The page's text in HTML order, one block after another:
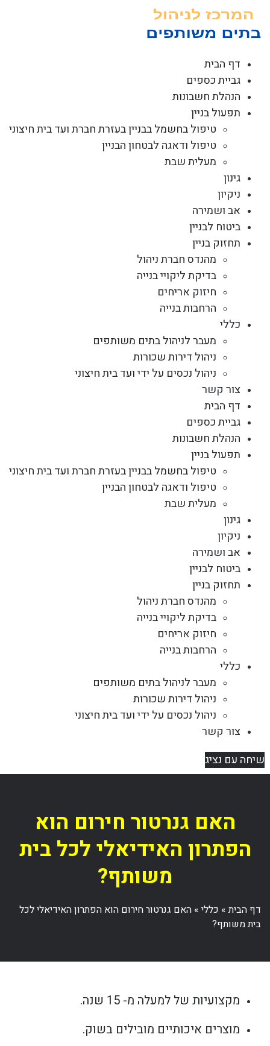
דף הבית
גביית כספים
הנהלת חשבונות
תפעול בניין
טיפול בחשמל בבניין בעזרת חברת ועד בית חיצוני
טיפול ודאגה לבטחון הבניין
מעלית שבת
גינון
ניקיון
אב ושמירה
ביטוח לבניין
תחזוק בניין
מהנדס חברת ניהול
בדיקת ליקויי בנייה
חיזוק אריחים
הרחבות בנייה
כללי
מעבר לניהול בתים משותפים
ניהול דירות שכורות
ניהול נכסים על ידי ועד בית חיצוני
צור קשר
דף הבית
גביית כספים
הנהלת חשבונות
תפעול בניין
טיפול בחשמל בבניין בעזרת חברת ועד בית חיצוני
טיפול ודאגה לבטחון הבניין
מעלית שבת
גינון
ניקיון
אב ושמירה
ביטוח לבניין
תחזוק בניין
מהנדס חברת ניהול
בדיקת ליקויי בנייה
חיזוק אריחים
הרחבות בנייה
כללי
מעבר לניהול בתים משותפים
ניהול דירות שכורות
ניהול נכסים על ידי ועד בית חיצוני
צור קשר
שיחה עם נציג
האם גנרטור חירום הוא
הפתרון האידיאלי לכל בית
משותף?
דף הבית» כללי» האם גנרטור חירום הוא הפתרון האידיאלי לכל
בית משותף?
מקצועיות של למעלה מ- 15 שנה.
מוצרים איכותיים מובילים בשוק.